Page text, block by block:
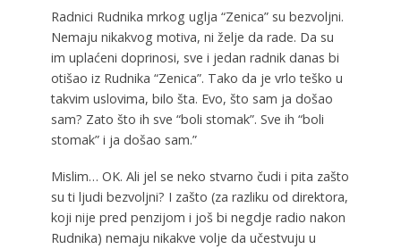
Radnici Rudnika mrkog uglja “Zenica” su bezvoljni.
Nemaju nikakvog motiva, ni želje da rade. Da su
im uplaćeni doprinosi, sve i jedan radnik danas bi
otišao iz Rudnika “Zenica”. Tako da je vrlo teško u
takvim uslovima, bilo šta. Evo, što sam ja došao
sam? Zato što ih sve “boli stomak”. Sve ih “boli
stomak” i ja došao sam.”
Mislim… OK. Ali jel se neko stvarno čudi i pita zašto
su ti ljudi bezvoljni? I zašto (za razliku od direktora,
koji nije pred penzijom i još bi negdje radio nakon
Rudnika) nemaju nikakve volje da učestvuju u